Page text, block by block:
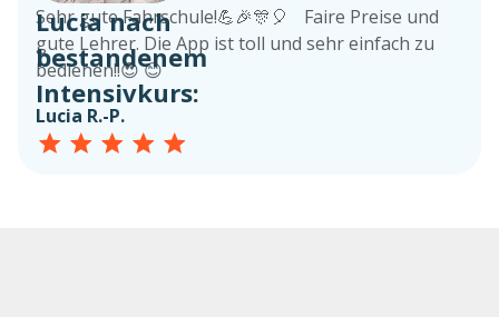
Lucia nach
bestandenem
Intensivkurs:
Sehr gute Fahrschule!💪🎉🎊🎈 Faire Preise und
gute Lehrer. Die App ist toll und sehr einfach zu
bedienen!!😍 😊
Lucia R.-P.